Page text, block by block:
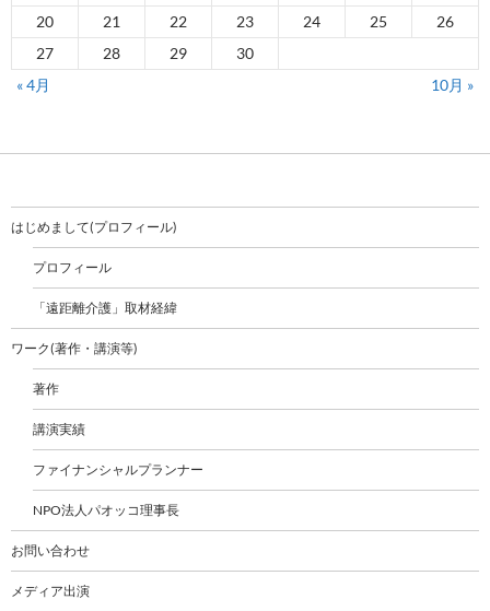
20
21 22 23 24 25
26
27
28 29
30
« 4月
10月 »
はじめまして(プロフィール)
プロフィール
「遠距離介護」取材経緯
ワーク(著作・講演等)
著作
講演実績
ファイナンシャルプランナー
NPO法人パオッコ理事長
お問い合わせ
メディア出演